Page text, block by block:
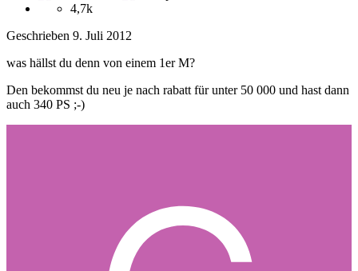
4,7k
Geschrieben 9. Juli 2012
was hällst du denn von einem 1er M?
Den bekommst du neu je nach rabatt für unter 50 000 und hast dann
auch 340 PS ;-)